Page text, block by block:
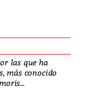
las que ha
más conocido